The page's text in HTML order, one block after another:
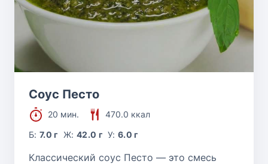
Соус Песто
20 мин.
470.0 ккал
Б:7.0 г Ж: 42.0 г У:6.0 г
Классический соус Песто — это смесь